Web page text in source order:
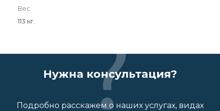
Вес
113 кг.
Нужна консультация?
Подробно расскажем о наших услугах, видах